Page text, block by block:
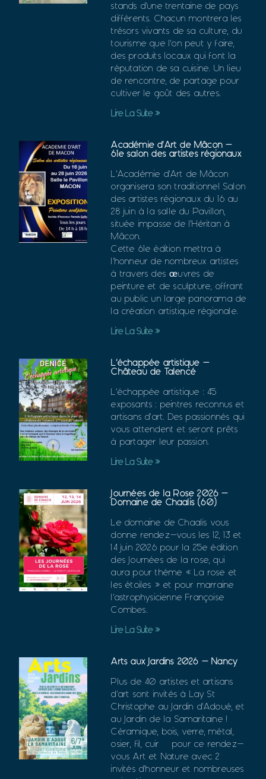
stands d’une tren­taine de pays
dif­fé­rents. Cha­cun mon­trera les
tré­sors vivants de sa culture, du
tou­risme que l’on peut y faire,
des pro­duits locaux qui font la
répu­ta­tion de sa cui­sine. Un lieu
de ren­contre, de par­tage pour
culti­ver le goût des autres.
Lire La Suite »
Académie d’Art de Mâcon –
61e salon des artistes régionaux
L’Académie d’Art de Mâcon
organisera son traditionnel Salon
des artistes régionaux du 16 au
28 juin à la salle du Pavillon,
située impasse de l’Héritan à
Mâcon.
Cette 61e édition mettra à
l’honneur de nombreux artistes
à travers des œuvres de
peinture et de sculpture, offrant
au public un large panorama de
la création artistique régionale.
Lire La Suite »
L’échappée artistique –
Château de Talencé
L’échappée artistique : 45
exposants : peintres reconnus et
artisans d’art. Des passionnés qui
vous attendent et seront prêts
à partager leur passion.
Lire La Suite »
Journées de la Rose 2026 –
Domaine de Chaalis (60)
Le domaine de Chaalis vous
donne rendez-vous les 12, 13 et
14 juin 2026 pour la 25e édition
des Journées de la rose, qui
aura pour thème « La rose et
les étoiles » et pour marraine
l’astrophysicienne Françoise
Combes.
Lire La Suite »
Arts aux Jardins 2026 – Nancy
Plus de 40 artistes et artisans
d’art sont invités à Lay St
Christophe au Jardin d’Adoué, et
au Jardin de la Samaritaine !
Céramique, bois, verre, métal,
osier, fil, cuir… pour ce rendez-
vous Art et Nature avec 2
invités d’honneur et nombreuses